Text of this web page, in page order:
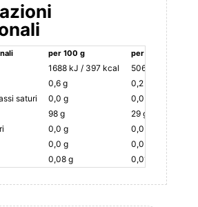
per 100 g per dose 30 g
1688 kJ / 397 kcal
506 kJ / 119 kcal
0,6 g
0,2 g
saturi
0,0 g
0,0 g
98 g
29 g
0,0 g
0,0 g
0,0 g
0,0 g
0,08 g 0,01 g